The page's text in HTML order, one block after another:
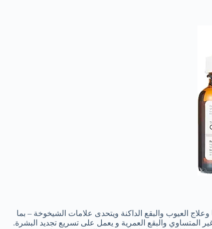
وعلاج العيوب والبقع الداكنة ويتحدى علامات الشيخوخة – بما
المتساوي والبقع العمرية و يعمل على تسريع تجديد البشرة.